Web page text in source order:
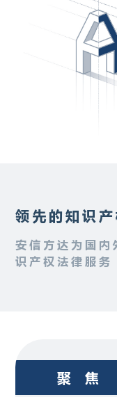
领先的知识
安信方达为国内
识产权法律服务
聚焦